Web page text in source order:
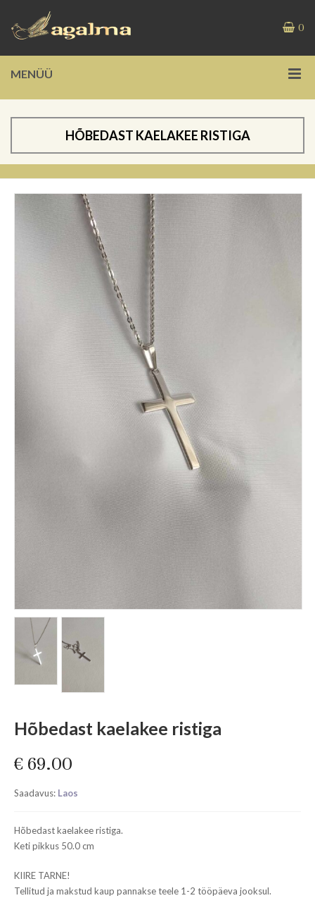
0
MENÜÜ
HÕBEDAST KAELAKEE RISTIGA
Hõbedast kaelakee ristiga
€ 69.00
Saadavus: Laos
Hõbedast kaelakee ristiga.
Keti pikkus 50.0 cm
KIIRE TARNE!
Tellitud ja makstud kaup pannakse teele 1-2 tööpäeva jooksul.